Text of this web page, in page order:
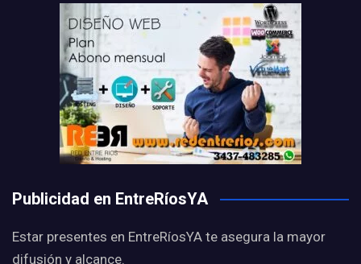
Publicidad en EntreRíosYA
Estar presentes en EntreRíosYA te asegura la mayor
difusión y alcance.